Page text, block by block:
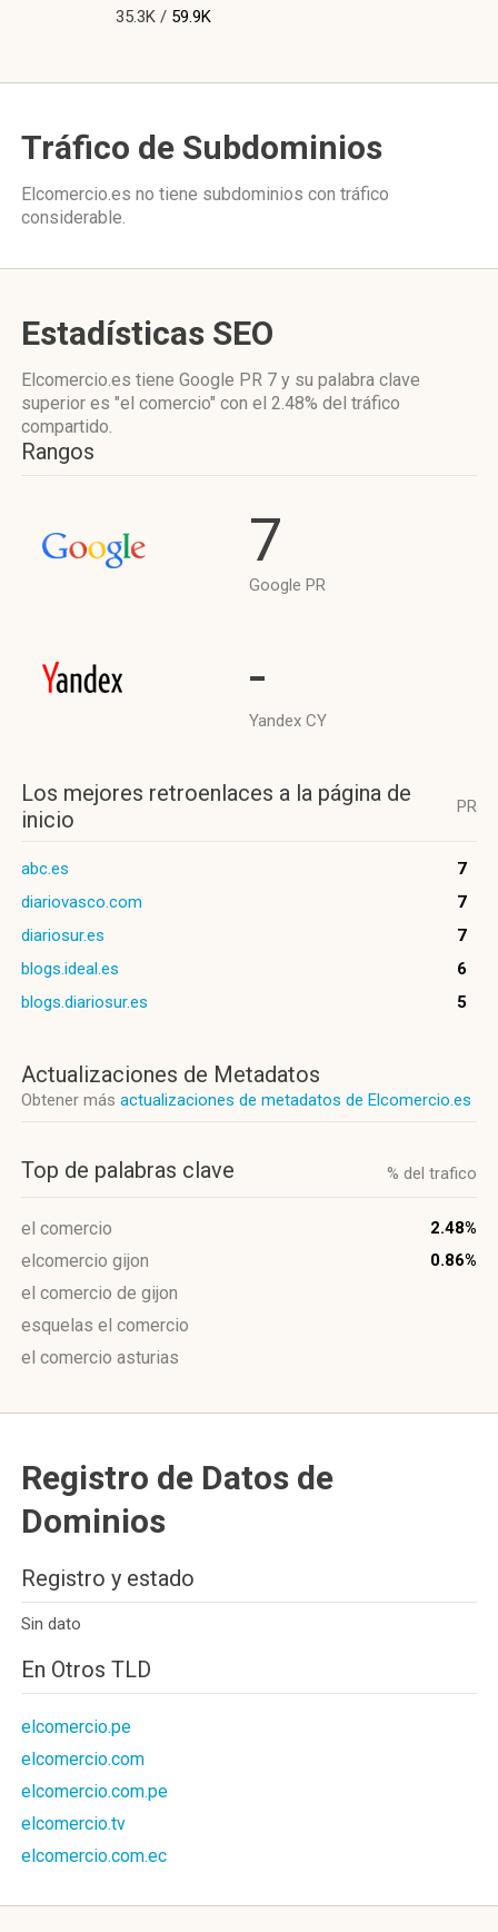
35.3K / 59.9K
Tráfico de Subdominios
Elcomercio.es no tiene subdominios con tráfico
considerable.
Estadísticas SEO
Elcomercio.es tiene Google PR 7 y su palabra clave
superior es "el comercio" con el 2.48% del tráfico
compartido.
Rangos
7
Google PR
-
Yandex CY
Los mejores retroenlaces a la página de
inicio
PR
abc.es
7
diariovasco.com
7
diariosur.es
7
blogs.ideal.es
6
blogs.diariosur.es
5
Actualizaciones de Metadatos
Obtener más actualizaciones de metadatos de Elcomercio.es
Top de palabras clave % del trafico
el comercio 2.48%
elcomercio gijon 0.86%
el comercio de gijon
esquelas el comercio
el comercio asturias
Registro de Datos de
Dominios
Registro y estado
Sin dato
En Otros TLD
elcomercio.pe
elcomercio.com
elcomercio.com.pe
elcomercio.tv
elcomercio.com.ec